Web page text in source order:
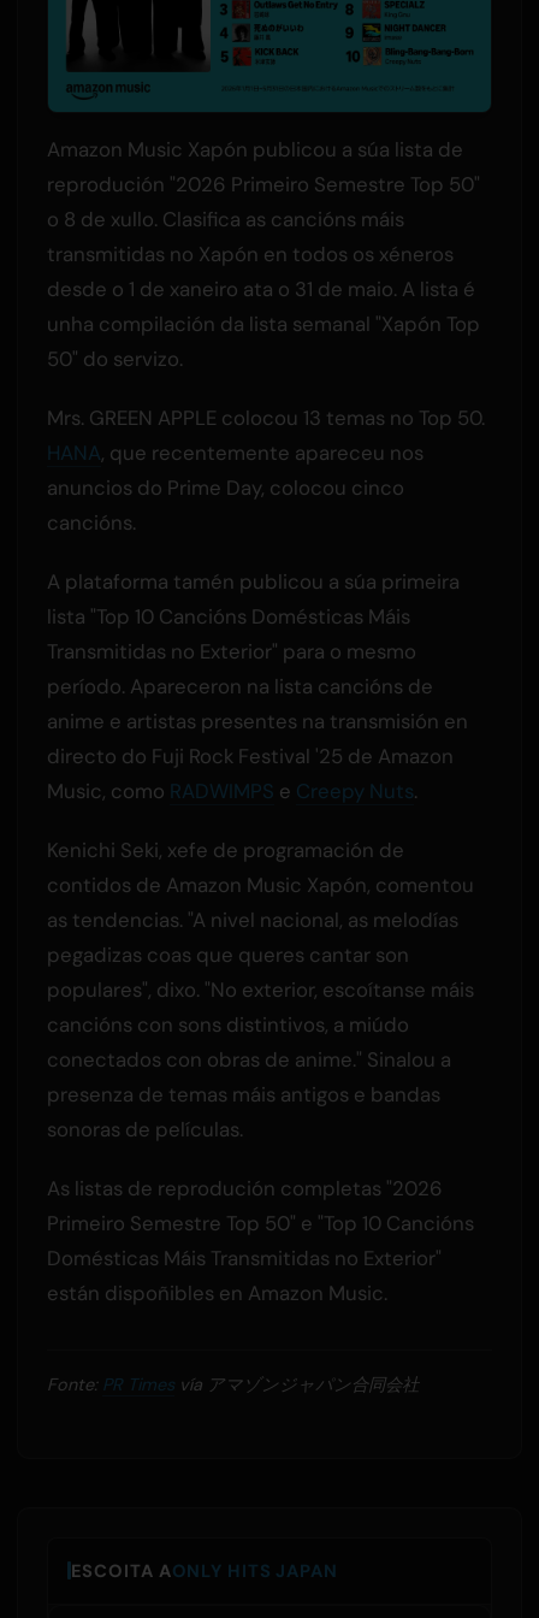
Amazon Music Xapón publicou a súa lista de
reprodución "2026 Primeiro Semestre Top 50"
o 8 de xullo. Clasifica as cancións máis
transmitidas no Xapón en todos os xéneros
desde o 1 de xaneiro ata o 31 de maio. A lista é
unha compilación da lista semanal "Xapón Top
50" do servizo.
Mrs. GREEN APPLE colocou 13 temas no Top 50.
HANA, que recentemente apareceu nos
anuncios do Prime Day, colocou cinco
cancións.
A plataforma tamén publicou a súa primeira
lista "Top 10 Cancións Domésticas Máis
Transmitidas no Exterior" para o mesmo
período. Apareceron na lista cancións de
anime e artistas presentes na transmisión en
directo do Fuji Rock Festival '25 de Amazon
Music, como RADWIMPS e Creepy Nuts.
Kenichi Seki, xefe de programación de
contidos de Amazon Music Xapón, comentou
as tendencias. "A nivel nacional, as melodías
pegadizas coas que queres cantar son
populares", dixo. "No exterior, escoítanse máis
cancións con sons distintivos, a miúdo
conectados con obras de anime." Sinalou a
presenza de temas máis antigos e bandas
sonoras de películas.
As listas de reprodución completas "2026
Primeiro Semestre Top 50" e "Top 10 Cancións
Domésticas Máis Transmitidas no Exterior"
están dispoñibles en Amazon Music.
Fonte: PR Timesvía アマゾンジャパン合同会社
ESCOITA AONLY HITS JAPAN